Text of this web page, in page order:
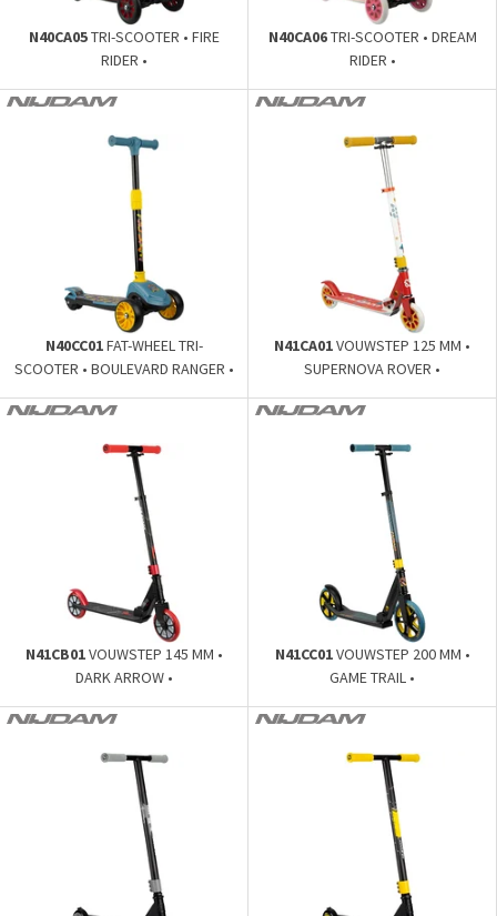
N40CA05TRI-SCOOTER • FIRE
RIDER •
N40CA06TRI-SCOOTER • DREAM
RIDER •
N40CC01FAT-WHEEL TRI-
SCOOTER • BOULEVARD RANGER •
N41CA01VOUWSTEP 125 MM •
SUPERNOVA ROVER •
N41CB01VOUWSTEP 145 MM •
DARK ARROW •
N41CC01VOUWSTEP 200 MM •
GAME TRAIL •